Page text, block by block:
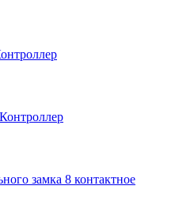
замка 8 контактное